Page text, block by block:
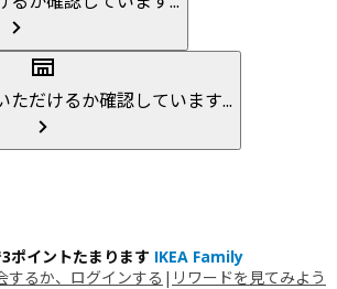
ただけるか確認しています...
ポイントたまります IKEA Family
するか、ログインする | リワードを見てみよう